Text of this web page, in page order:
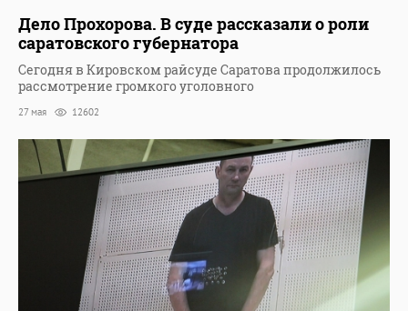
Дело Прохорова. В суде рассказали о роли
саратовского губернатора
Сегодня в Кировском райсуде Саратова продолжилось
рассмотрение громкого уголовного
27 мая 12602